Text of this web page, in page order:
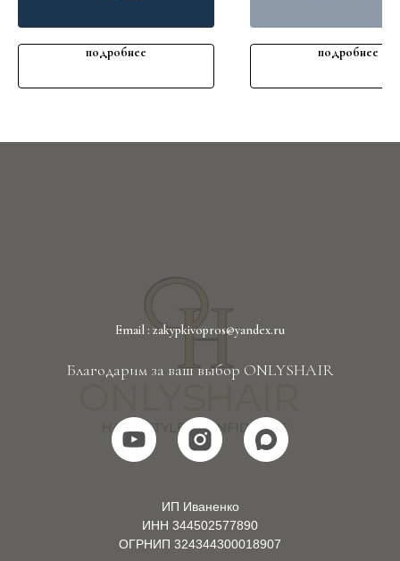
подробнее подробнее
Email : zakypkivopros@yandex.ru
Благодарим за ваш выбор ONLYSHAIR
ИП Иваненко
ИНН 344502577890
ОГРНИП 324344300018907